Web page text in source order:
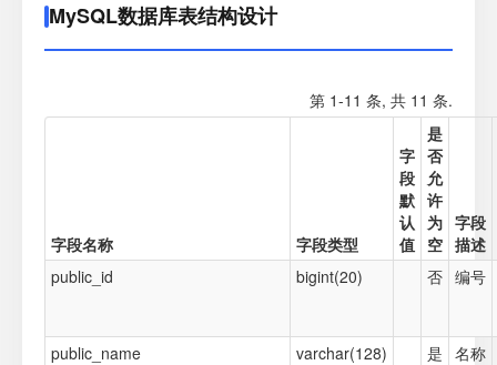
MySQL数据库表结构设计
第 1-11 条, 共 11 条.
字段名称 字段类型
字
段
默
认
值
是
否
允
许
为
空
字段
描述
public_id
bigint(20) 否 编号
public_name varchar(128) 是 名称